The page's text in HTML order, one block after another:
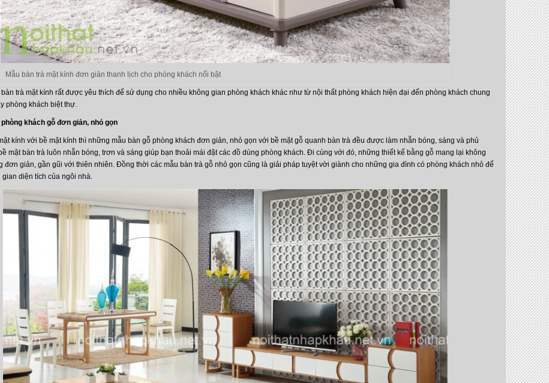
Mẫu bàn trà mặt kính đơn giản thanh lịch cho phòng khách nổi bật
trà mặt kính rất được yêu thích để sử dụng cho nhiều không gian phòng khách khác như từ nội thất phòng khách hiện đại đến phòng khách chung
phòng khách biệt thự.
khách gỗ đơn giản, nhỏ gọn
kính với bề mặt kính thì những mẫu bàn gỗ phòng khách đơn giản, nhỏ gọn với bề mặt gỗ quanh bàn trà đều được làm nhẵn bóng, sáng và phủ
mặt bàn trà luôn nhẵn bóng, trơn và sáng giúp bạn thoải mái đặt các đồ dùng phòng khách. Đi cùng với đó, những thiết kế bằng gỗ mang lại không
đơn giản, gần gũi với thiên nhiên. Đồng thời các mẫu bàn trà gỗ nhỏ gọn cũng là giải pháp tuyệt vời giành cho những gia đình có phòng khách nhỏ để
gian diện tích của ngôi nhà.